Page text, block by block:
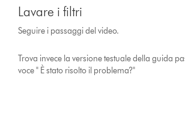
Lavare i filtri
Seguire i passaggi del video.
Trova invece la versione testuale della guida
voce " È stato risolto il problema?"